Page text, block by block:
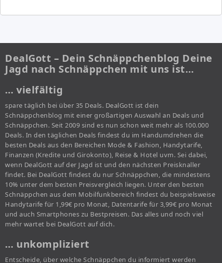
DealGott – Dein Schnäppchenblog Deine
Jagd nach Schnäppchen mit uns ist…
… vielfältig
spare täglich bei über 35 Deals. DealGott ist dein
Schnäppchenblog mit einer großartigen Auswahl an Deals und
Schnäppchen. Seit 2009 sind es nun schon weit mehr als 100.000
Deals. In den täglichen Deals findest du im Handumdrehen die
besten Deals aus den Bereichen Mode & Fashion, Handytarife,
Finanzen (Kredite und Girokonto), Reise & Hotel uvm. Sei dabei,
wenn DealGott auf der Jagd ist und den nächsten Preisknaller
findet. Bei DealGott findest du nur Schnäppchen, die mindestens
10% unter dem besten Preisvergleich liegen. Unter den besten
Schnäppchen aus dem Mobilfunkbereich findest du beispielsweise
Handytarife für 1,99€ pro Monat, Datentarife für 3,99€ pro Monat
und auch Smartphones zu Bestpreisen. Das alles und noch viel
mehr wartet bei DealGott auf dich.
… unkompliziert
Entscheide, über welche Schnäppchen du informiert werden